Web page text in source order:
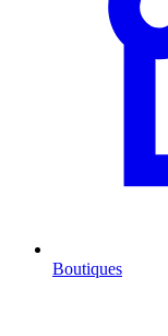
Boutiques